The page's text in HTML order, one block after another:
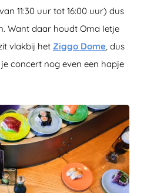
11:30 uur tot 16:00 uur) dus
Want daar houdt Oma Ietje
vlakbij het Ziggo Dome, dus
concert nog even een hapje